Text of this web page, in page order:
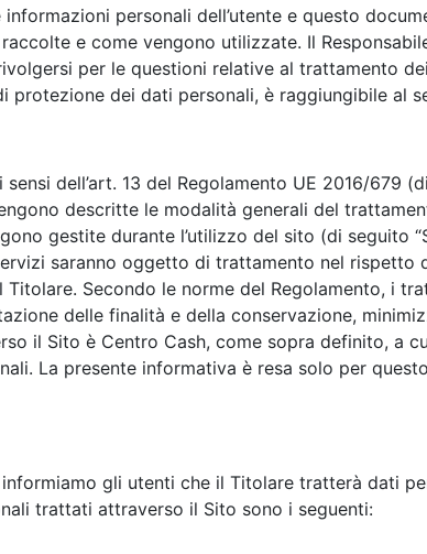
personali dell’utente e questo
e come vengono utilizzate. Il
per le questioni relative al trattamento
protezione dei dati personali, è raggiungibile al
dell’art. 13 del Regolamento UE 2016/679
descritte le modalità generali del
gestite durante l’utilizzo del sito (di seguito
saranno oggetto di trattamento nel
Titolare. Secondo le norme del Regolamento, i
delle finalità e della conservazione,
il Sito è Centro Cash, come sopra definito, a
La presente informativa è resa solo per
gli utenti che il Titolare tratterà dati
trattati attraverso il Sito sono i seguenti: